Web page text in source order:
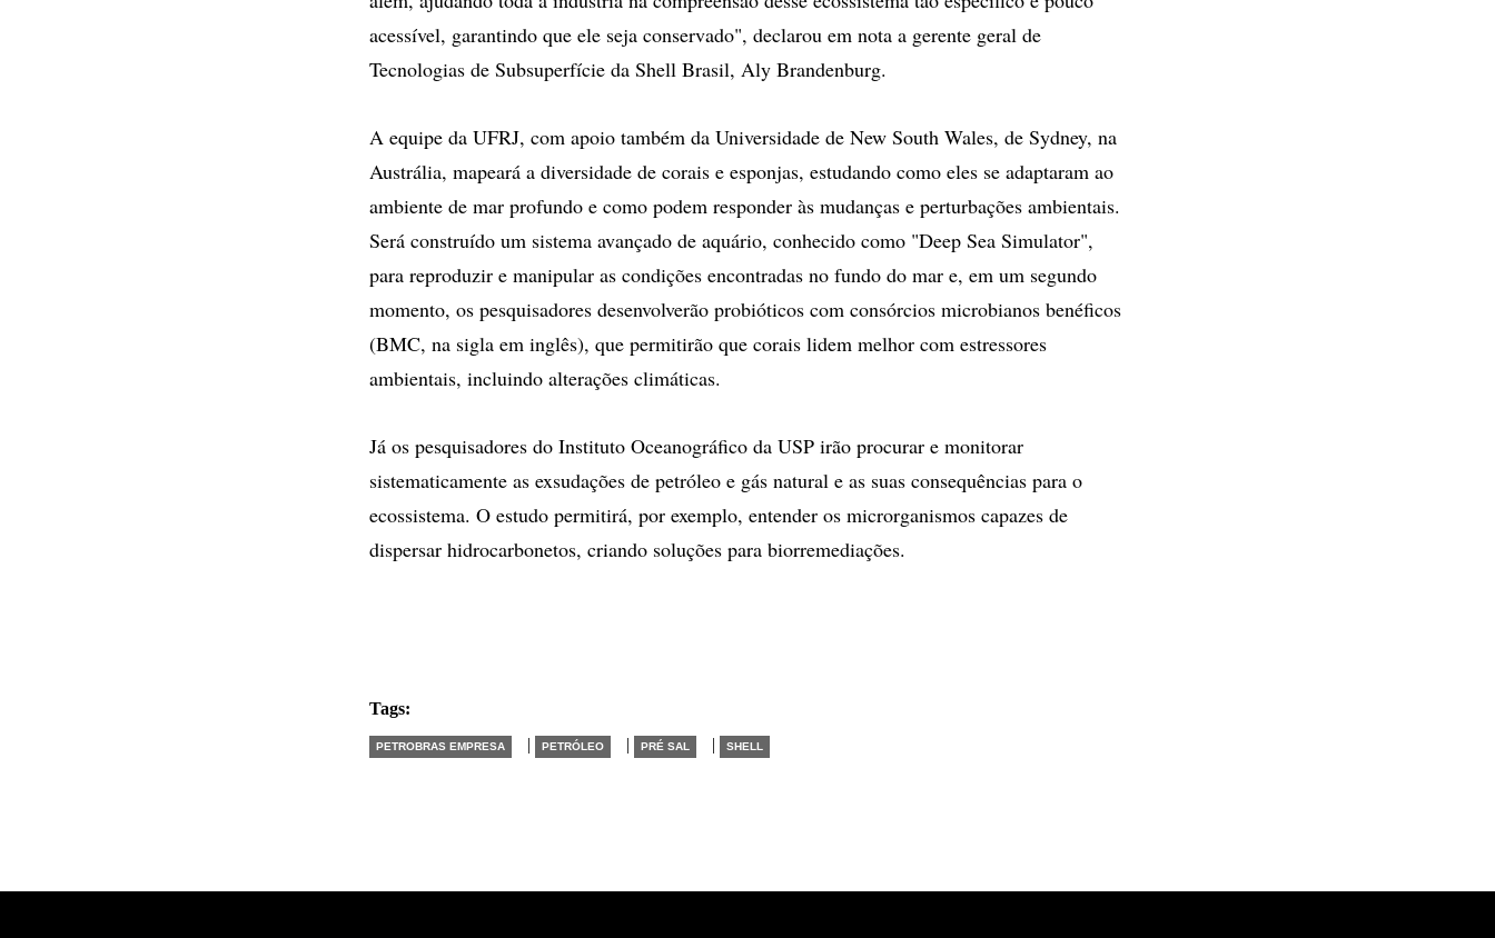
acessível, garantindo que ele seja conservado", declarou em nota a gerente geral de
Tecnologias de Subsuperfície da Shell Brasil, Aly Brandenburg.
A equipe da UFRJ, com apoio também da Universidade de New South Wales, de Sydney, na
Austrália, mapeará a diversidade de corais e esponjas, estudando como eles se adaptaram ao
ambiente de mar profundo e como podem responder às mudanças e perturbações ambientais.
Será construído um sistema avançado de aquário, conhecido como "Deep Sea Simulator",
para reproduzir e manipular as condições encontradas no fundo do mar e, em um segundo
momento, os pesquisadores desenvolverão probióticos com consórcios microbianos benéficos
(BMC, na sigla em inglês), que permitirão que corais lidem melhor com estressores
ambientais, incluindo alterações climáticas.
Já os pesquisadores do Instituto Oceanográfico da USP irão procurar e monitorar
sistematicamente as exsudações de petróleo e gás natural e as suas consequências para o
ecossistema. O estudo permitirá, por exemplo, entender os microrganismos capazes de
dispersar hidrocarbonetos, criando soluções para biorremediações.
Tags:
PETROBRAS EMPRESA | PETRÓLEO | PRÉ SAL | SHELL